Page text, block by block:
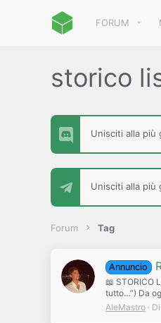
FORUM
storico
Unisciti alla più
Unisciti alla più
Forum Tag
Annuncio
📖 STORICO
tutto…”) Da
AleMastro